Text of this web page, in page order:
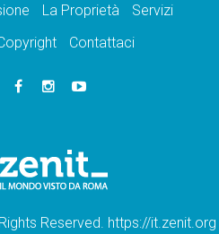
La Proprietà
Servizi
Contattaci
Reserved. https://it.zenit.org